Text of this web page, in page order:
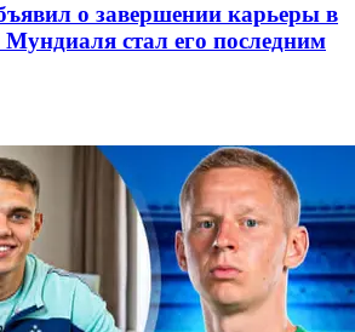
о завершении карьеры в
стал его последним